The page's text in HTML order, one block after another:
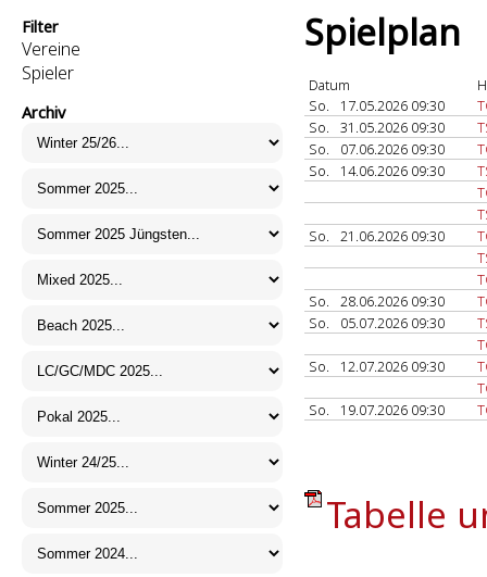
Filter
Vereine
Spieler
Archiv
Spielplan
Datum
So.
17.05.2026 09:30
So.
31.05.2026 09:30
So.
07.06.2026 09:30
So.
14.06.2026 09:30
So.
21.06.2026 09:30
So.
28.06.2026 09:30
So.
05.07.2026 09:30
So.
12.07.2026 09:30
So.
19.07.2026 09:30
Tabelle